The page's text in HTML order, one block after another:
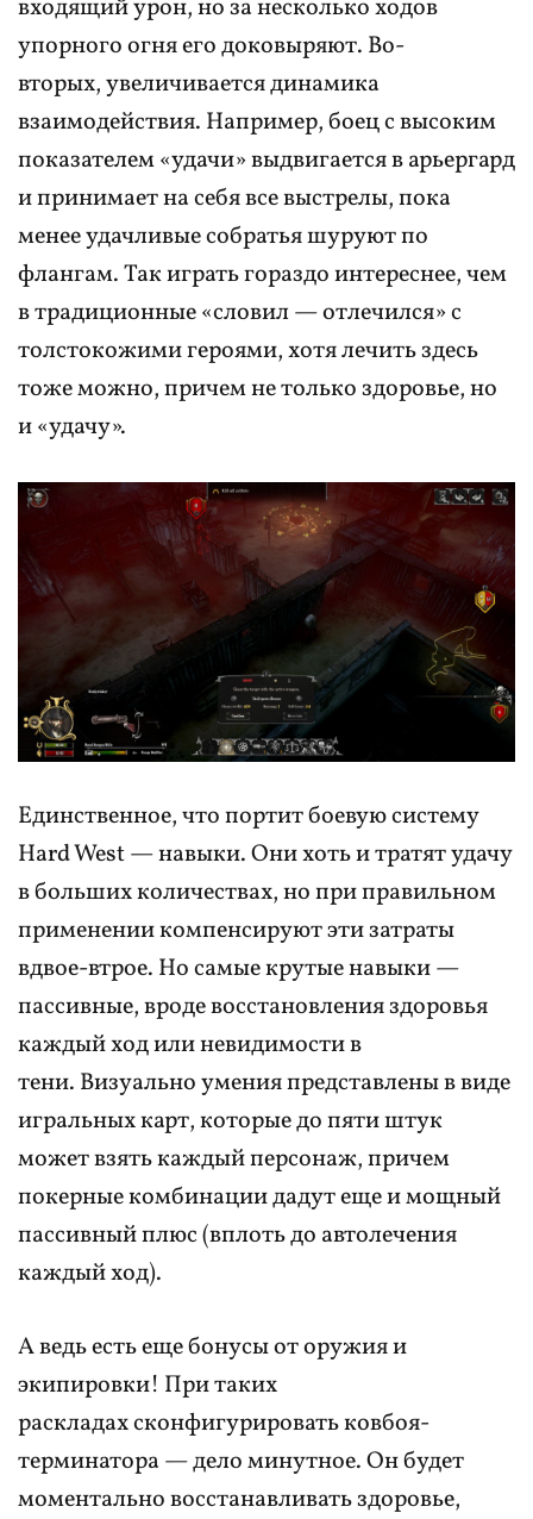
входящий урон, но за несколько ходов
упорного огня его доковыряют. Во-
вторых, увеличивается динамика
взаимодействия. Например, боец с высоким
показателем «удачи» выдвигается в арьергард
и принимает на себя все выстрелы, пока
менее удачливые собратья шуруют по
флангам. Так играть гораздо интереснее, чем
в традиционные «словил — отлечился» с
толстокожими героями, хотя лечить здесь
тоже можно, причем не только здоровье, но
и «удачу».
Единственное, что портит боевую систему
Hard West — навыки. Они хоть и тратят удачу
в больших количествах, но при правильном
применении компенсируют эти затраты
вдвое-втрое. Но самые крутые навыки —
пассивные, вроде восстановления здоровья
каждый ход или невидимости в
тени. Визуально умения представлены в виде
игральных карт, которые до пяти штук
может взять каждый персонаж, причем
покерные комбинации дадут еще и мощный
пассивный плюс (вплоть до автолечения
каждый ход).
А ведь есть еще бонусы от оружия и
экипировки! При таких
раскладах сконфигурировать ковбоя-
терминатора — дело минутное. Он будет
моментально восстанавливать здоровье,